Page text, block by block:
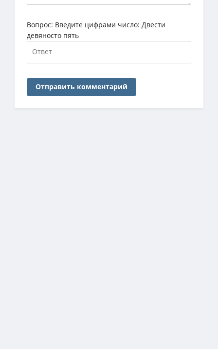
Вопрос: Введите цифрами число: Двести
девяносто пять
Отправить комментарий